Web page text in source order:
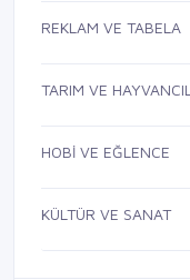
REKLAM VE TABELA
TARIM VE
HOBİ VE EĞLENCE
KÜLTÜR VE SANAT